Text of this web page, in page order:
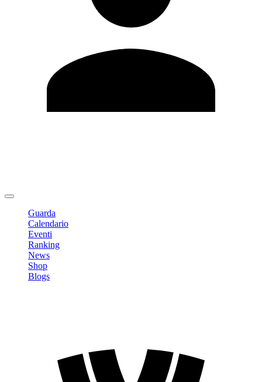
Guarda
Calendario
Eventi
Ranking
News
Shop
Blogs